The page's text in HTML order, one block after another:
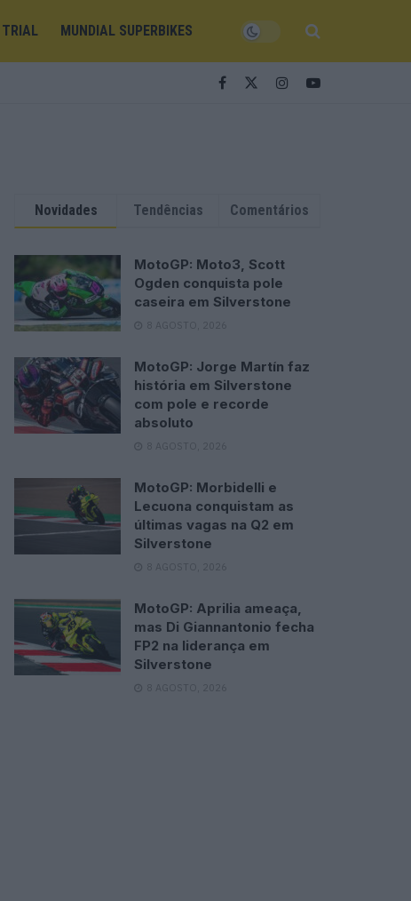
TRIAL MUNDIAL SUPERBIKES
Novidades Tendências Comentários
MotoGP: Moto3, Scott
Ogden conquista pole
caseira em Silverstone
8 AGOSTO, 2026
MotoGP: Jorge Martín faz
história em Silverstone
com pole e recorde
absoluto
8 AGOSTO, 2026
MotoGP: Morbidelli e
Lecuona conquistam as
últimas vagas na Q2 em
Silverstone
8 AGOSTO, 2026
MotoGP: Aprilia ameaça,
mas Di Giannantonio fecha
FP2 na liderança em
Silverstone
8 AGOSTO, 2026